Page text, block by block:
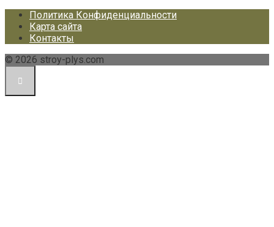
Политика Конфиденциальности
Карта сайта
Контакты
© 2026 stroy-plys.com